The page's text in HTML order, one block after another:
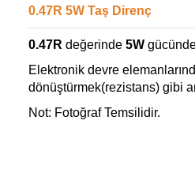
0.47R 5W Taş Direnç
0.47R değerinde 5W
Elektronik devre
dönüştürmek(rezistans) gibi
Not: Fotoğraf Temsilidir.